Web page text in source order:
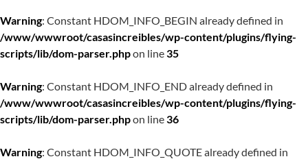
Warning: Constant HDOM_INFO_BEGIN already defined in
/www/wwwroot/casasincreibles/wp-content/plugins/flying-
scripts/lib/dom-parser.phpon line35
Warning: Constant HDOM_INFO_END already defined in
/www/wwwroot/casasincreibles/wp-content/plugins/flying-
scripts/lib/dom-parser.phpon line36
Warning: Constant HDOM_INFO_QUOTE already defined in